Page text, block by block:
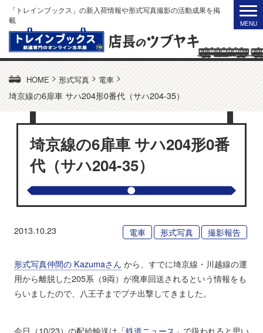
「トレインブックス」の新入荷情報や形式写真撮影の活動成果を掲
載
HOME > 形式写真 > 電車 >
埼京線の6扉車 サハ204形0番代（サハ204-35）
埼京線の6扉車 サハ204形0番
代（サハ204-35）
2013.10.23 電車 形式写真 撮影報告
形式写真仲間の Kazumaさん から、すでに埼京線・川越線の運
用から離脱した205系（9両）が廃車回送されるという情報をも
らいましたので、八王子までプチ出撃してきました。